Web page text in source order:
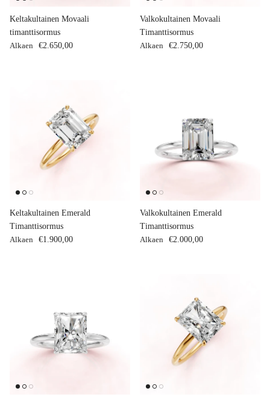
Keltakultainen Movaali
timanttisormus
Normaalihinta
Alkaen €2.650,00
Valkokultainen Movaali
Timanttisormus
Normaalihinta
Alkaen €2.750,00
Keltakultainen Emerald
Timanttisormus
Normaalihinta
Alkaen €1.900,00
Valkokultainen Emerald
Timanttisormus
Normaalihinta
Alkaen €2.000,00